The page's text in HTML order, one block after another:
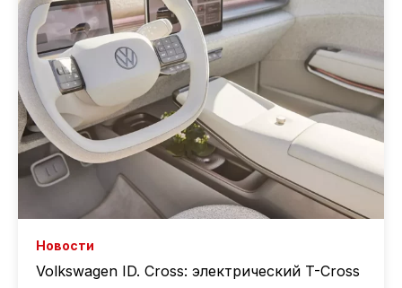
Новости
Volkswagen ID. Cross: электрический T-Cross